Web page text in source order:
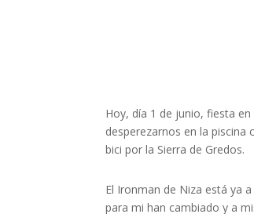
Hoy, día 1 de junio, fiesta
desperezarnos en la
bici por la Sierra de Gredos.
El Ironman de Niza está ya
para mi han cambiado y a